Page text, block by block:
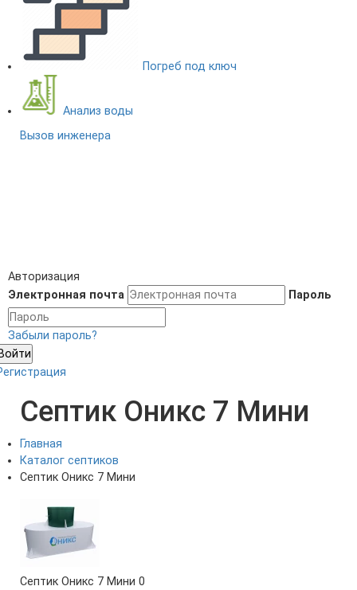
Погреб под ключ
Анализ воды
Вызов инженера
Авторизация
Электронная почта
Пароль
Забыли пароль?
Септик Оникс 7 Мини
Главная
Каталог септиков
Септик Оникс 7 Мини
Септик Оникс 7 Мини 0